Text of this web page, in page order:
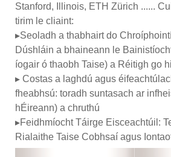
Stanford, Illinois, ETH Zürich ......
tirim le cliaint:
▸Seoladh a thabhairt do
Dúshláin a bhaineann le
íogair ó thaobh Taise) a Réitigh go
▸ Costas a laghdú agus
fheabhsú: toradh suntasach ar
hÉireann) a chruthú
▸Feidhmíocht Táirge Eisceachtúil:
Rialaithe Taise Cobhsaí agus